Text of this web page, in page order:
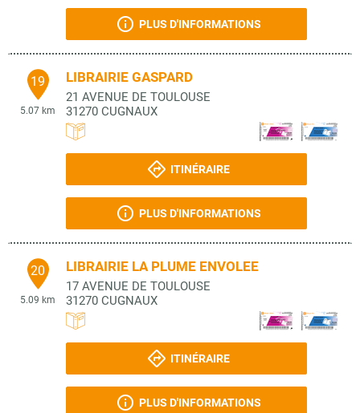
PLUS D'INFORMATIONS
19
5.07 km
LIBRAIRIE GASPARD
21 AVENUE DE TOULOUSE
31270 CUGNAUX
ITINÉRAIRE
PLUS D'INFORMATIONS
20
5.09 km
LIBRAIRIE LA PLUME ENVOLEE
17 AVENUE DE TOULOUSE
31270 CUGNAUX
ITINÉRAIRE
PLUS D'INFORMATIONS